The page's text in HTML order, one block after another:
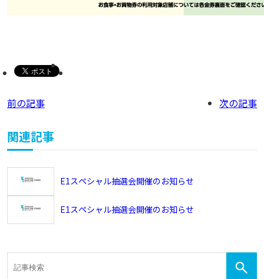
前の記事 次の記事
関連記事
E1スペシャル抽選会開催のお知らせ
E1スペシャル抽選会開催のお知らせ